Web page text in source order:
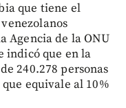
que tiene el
Agencia de la ONU
indicó que en la
240.278 personas
equivale al 10%